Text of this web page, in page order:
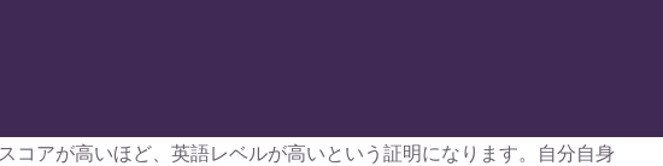
アが高いほど、英語レベルが高いという証明になります。自分自身